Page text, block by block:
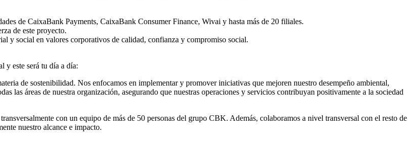
de CaixaBank Payments, CaixaBank Consumer Finance, Wivai y hasta más de 20 filiales.
de este proyecto.
y social en valores corporativos de calidad, confianza y compromiso social.
y este será tu día a día:
de sostenibilidad. Nos enfocamos en implementar y promover iniciativas que mejoren nuestro desempeño ambiental,
las áreas de nuestra organización, asegurando que nuestras operaciones y servicios contribuyan positivamente a la sociedad
con un equipo de más de 50 personas del grupo CBK. Además, colaboramos a nivel transversal con el resto de
nuestro alcance e impacto.